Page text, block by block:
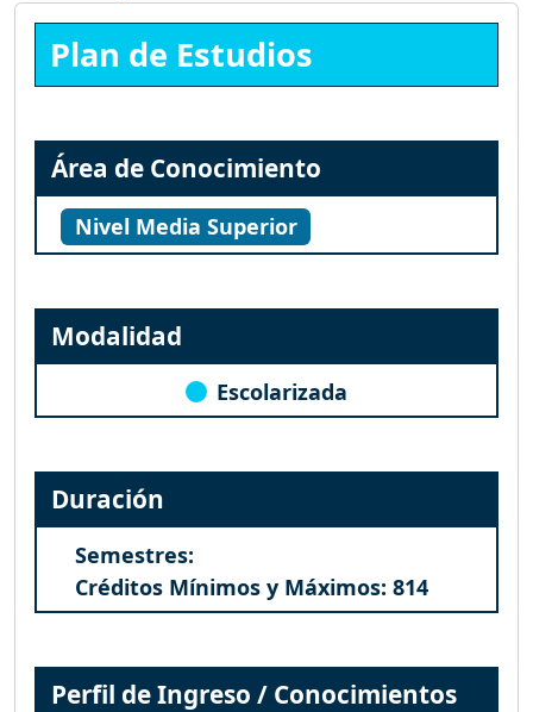
Plan de Estudios
Área de Conocimiento
Nivel Media Superior
Modalidad
Escolarizada
Duración
Semestres:
Créditos Mínimos y Máximos: 814
Perfil de Ingreso / Conocimientos